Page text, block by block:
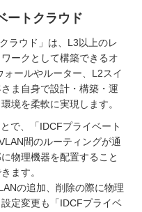
ートクラウド
ラウド」は、L3以上のレ
ークとして構築できるオ
ールやルーター、L2スイ
ま自身で設計・構築・運
境を柔軟に実現します。
で、「IDCFプライベート
間のルーティングが通
物理機器を配置すること
ます。
の追加、削除の際に物理
定変更も「IDCFプライベ